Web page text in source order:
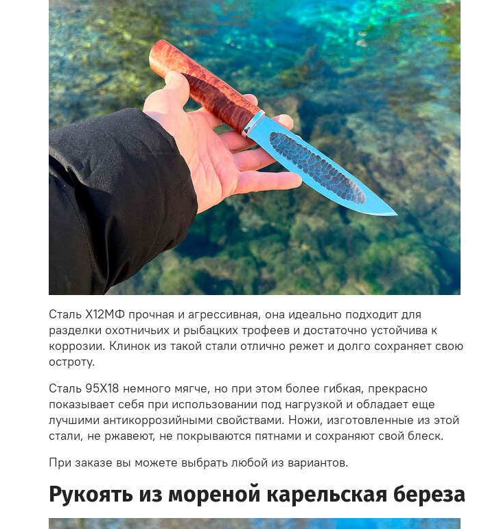
Сталь Х12МФ прочная и агрессивная, она идеально подходит для
разделки охотничьих и рыбацких трофеев и достаточно устойчива к
коррозии. Клинок из такой стали отлично режет и долго сохраняет свою
остроту.
Сталь 95Х18 немного мягче, но при этом более гибкая, прекрасно
показывает себя при использовании под нагрузкой и обладает еще
лучшими антикоррозийными свойствами. Ножи, изготовленные из этой
стали, не ржавеют, не покрываются пятнами и сохраняют свой блеск.
При заказе вы можете выбрать любой из вариантов.
Рукоять из мореной карельская береза